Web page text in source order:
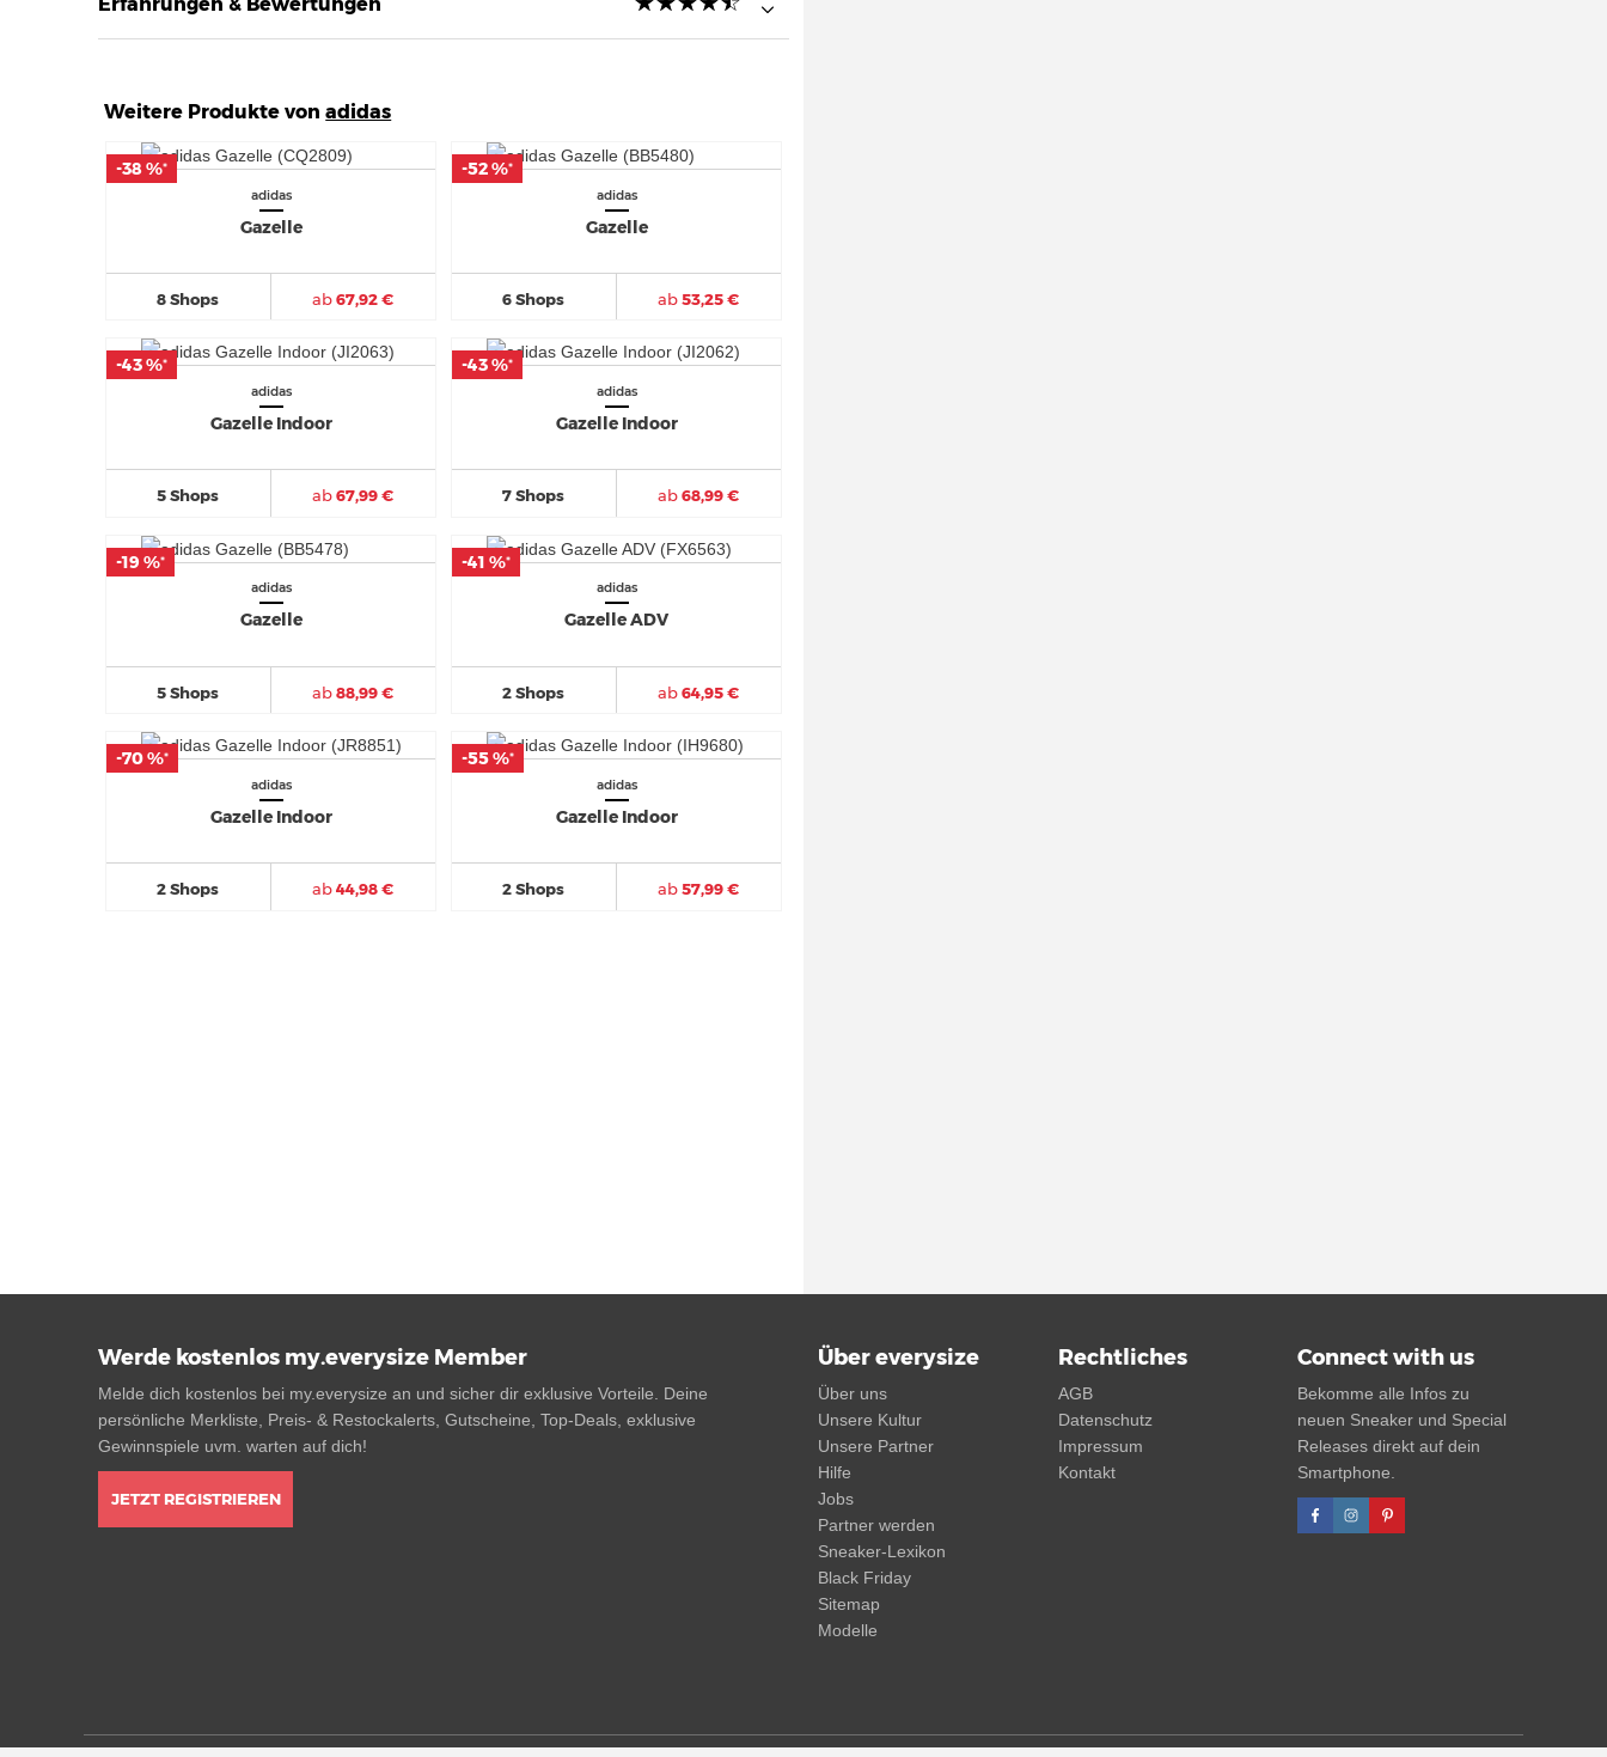
Weitere Produkte vonadidas
adidas
Gazelle
8 Shops ab67,92 €
-38 %*
-38 %*
adidas
Gazelle
6 Shops ab53,25 €
-52 %*
-52 %*
adidas
Gazelle Indoor
5 Shops ab67,99 €
-43 %*
-43 %*
adidas
Gazelle Indoor
7 Shops ab68,99 €
-43 %*
-43 %*
adidas
Gazelle
5 Shops ab88,99 €
-19 %*
-19 %*
adidas
Gazelle ADV
2 Shops ab64,95 €
-41 %*
-41 %*
adidas
Gazelle Indoor
2 Shops ab44,98 €
-70 %*
-70 %*
adidas
Gazelle Indoor
2 Shops ab57,99 €
-55 %*
-55 %*
Werde kostenlos my.everysize Member
Melde dich kostenlos bei my.everysize an und sicher dir exklusive Vorteile. Deine
persönliche Merkliste, Preis- & Restockalerts, Gutscheine, Top-Deals, exklusive
Gewinnspiele uvm. warten auf dich!
JETZT REGISTRIEREN
Über everysize
Über uns
Unsere Kultur
Unsere Partner
Hilfe
Jobs
Partner werden
Sneaker-Lexikon
Black Friday
Sitemap
Modelle
Rechtliches
AGB
Datenschutz
Impressum
Kontakt
Connect with us
Bekomme alle Infos zu
neuen Sneaker und Special
Releases direkt auf dein
Smartphone.